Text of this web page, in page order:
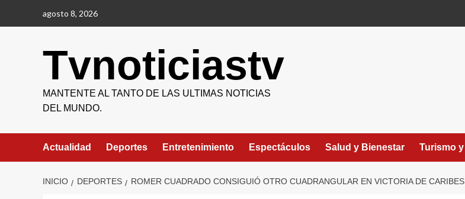
agosto 8, 2026
Tvnoticiastv
MANTENTE AL TANTO DE LAS ULTIMAS NOTICIAS
DEL MUNDO.
Actualidad Deportes Entretenimiento Espectáculos Salud y Bienestar Turismo
INICIO DEPORTES ROMER CUADRADO CONSIGUIÓ OTRO CUADRANGULAR EN VICTORIA DE CARIBES